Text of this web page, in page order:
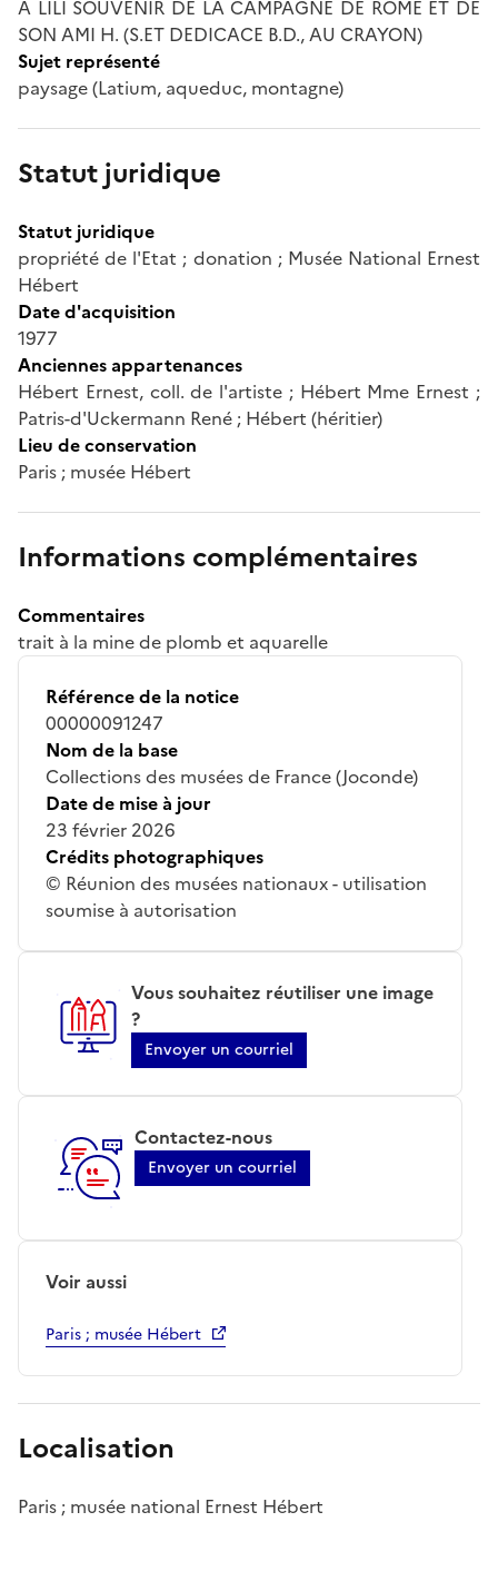
A LILI SOUVENIR DE LA CAMPAGNE DE ROME ET DE
SON AMI H. (S.ET DEDICACE B.D., AU CRAYON)
Sujet représenté
paysage (Latium, aqueduc, montagne)
Statut juridique
Statut juridique
propriété de l'Etat ; donation ; Musée National Ernest
Hébert
Date d'acquisition
1977
Anciennes appartenances
Hébert Ernest, coll. de l'artiste ; Hébert Mme Ernest ;
Patris-d'Uckermann René ; Hébert (héritier)
Lieu de conservation
Paris ; musée Hébert
Informations complémentaires
Commentaires
trait à la mine de plomb et aquarelle
Référence de la notice
00000091247
Nom de la base
Collections des musées de France (Joconde)
Date de mise à jour
23 février 2026
Crédits photographiques
© Réunion des musées nationaux - utilisation
soumise à autorisation
Vous souhaitez réutiliser une image
?
Envoyer un courriel
Contactez-nous
Envoyer un courriel
Voir aussi
Paris ; musée Hébert
Localisation
Paris ; musée national Ernest Hébert